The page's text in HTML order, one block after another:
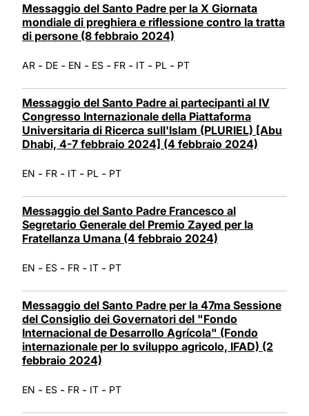
Messaggio del Santo Padre per la X Giornata
mondiale di preghiera e riflessione contro la tratta
di persone (8 febbraio 2024)
AR - DE - EN - ES - FR - IT - PL - PT
Messaggio del Santo Padre ai partecipanti al IV
Congresso Internazionale della Piattaforma
Universitaria di Ricerca sull'Islam (PLURIEL) [Abu
Dhabi, 4-7 febbraio 2024] (4 febbraio 2024)
EN - FR - IT - PL - PT
Messaggio del Santo Padre Francesco al
Segretario Generale del Premio Zayed per la
Fratellanza Umana (4 febbraio 2024)
EN - ES - FR - IT - PT
Messaggio del Santo Padre per la 47ma Sessione
del Consiglio dei Governatori del "Fondo
Internacional de Desarrollo Agrícola" (Fondo
internazionale per lo sviluppo agricolo, IFAD) (2
febbraio 2024)
EN - ES - FR - IT - PT